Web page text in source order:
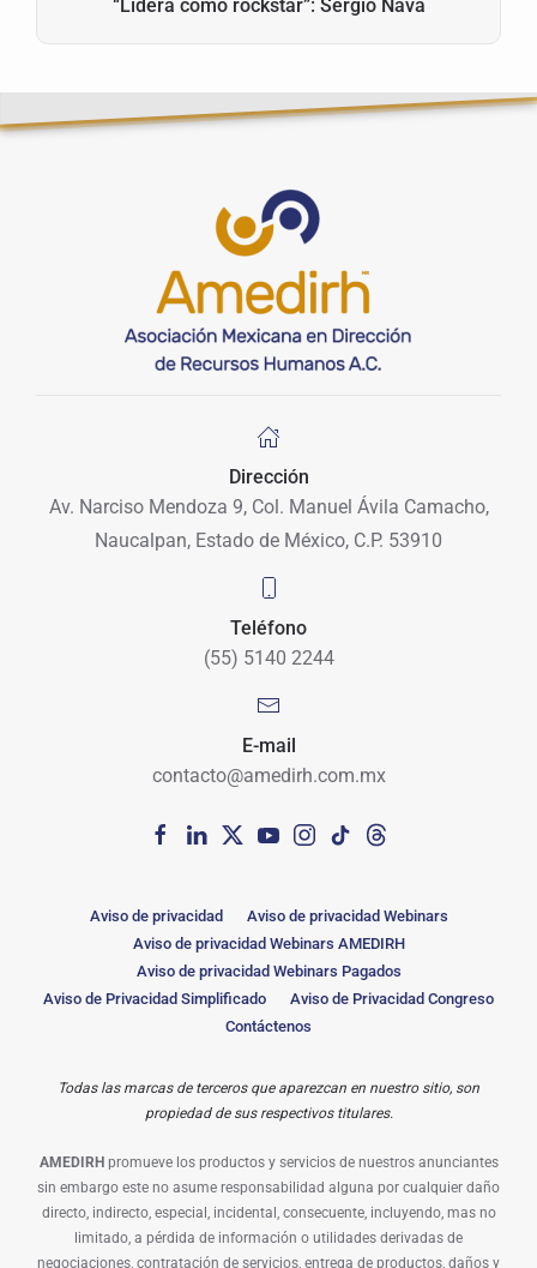
“Lidera como rockstar”: Sergio Nava
Dirección
Av. Narciso Mendoza 9, Col. Manuel Ávila Camacho,
Naucalpan, Estado de México, C.P. 53910
Teléfono
(55) 5140 2244
E-mail
contacto@amedirh.com.mx
Aviso de privacidad
Aviso de privacidad Webinars
Aviso de privacidad Webinars AMEDIRH
Aviso de privacidad Webinars Pagados
Aviso de Privacidad Simplificado
Aviso de Privacidad Congreso
Contáctenos
Todas las marcas de terceros que aparezcan en nuestro sitio, son
propiedad de sus respectivos titulares.
AMEDIRH promueve los productos y servicios de nuestros anunciantes
sin embargo este no asume responsabilidad alguna por cualquier daño
directo, indirecto, especial, incidental, consecuente, incluyendo, mas no
limitado, a pérdida de información o utilidades derivadas de
negociaciones, contratación de servicios, entrega de productos, daños y